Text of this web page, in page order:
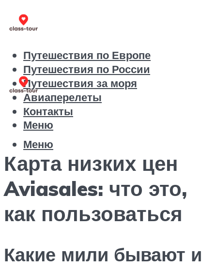
Путешествия по Европе
Путешествия по России
Путешествия за моря
Авиаперелеты
Контакты
Меню
Меню
Карта низких цен
Aviasales: что это,
как пользоваться
Какие мили бывают и